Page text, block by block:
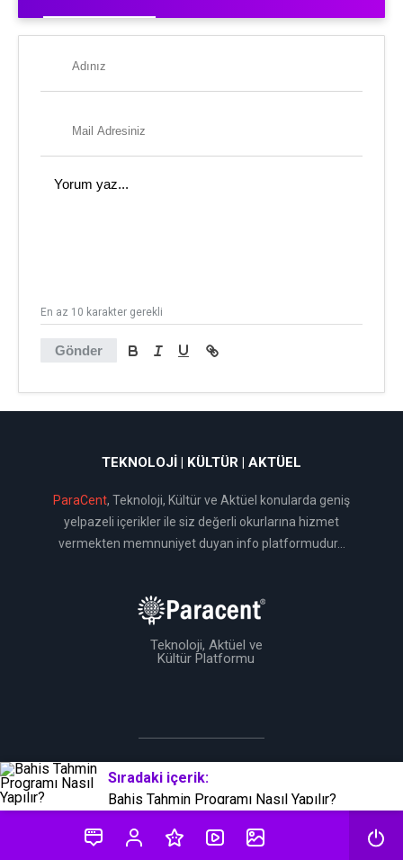
Sıradaki içerik:
Bahis Tahmin Programı Nasıl Yapılır?
Gönder
En az 10 karakter gerekli
TEKNOLOJI | KÜLTÜR | AKTÜEL
ParaCent, Teknoloji, Kültür ve Aktüel konularda geniş
yelpazeli içerikler ile siz değerli okurlarına hizmet
vermekten memnuniyet duyan info platformudur...
Teknoloji, Aktüel ve
Kültür Platformu
BirTema Ekibi Tarafından Üretilmiştir © 2019